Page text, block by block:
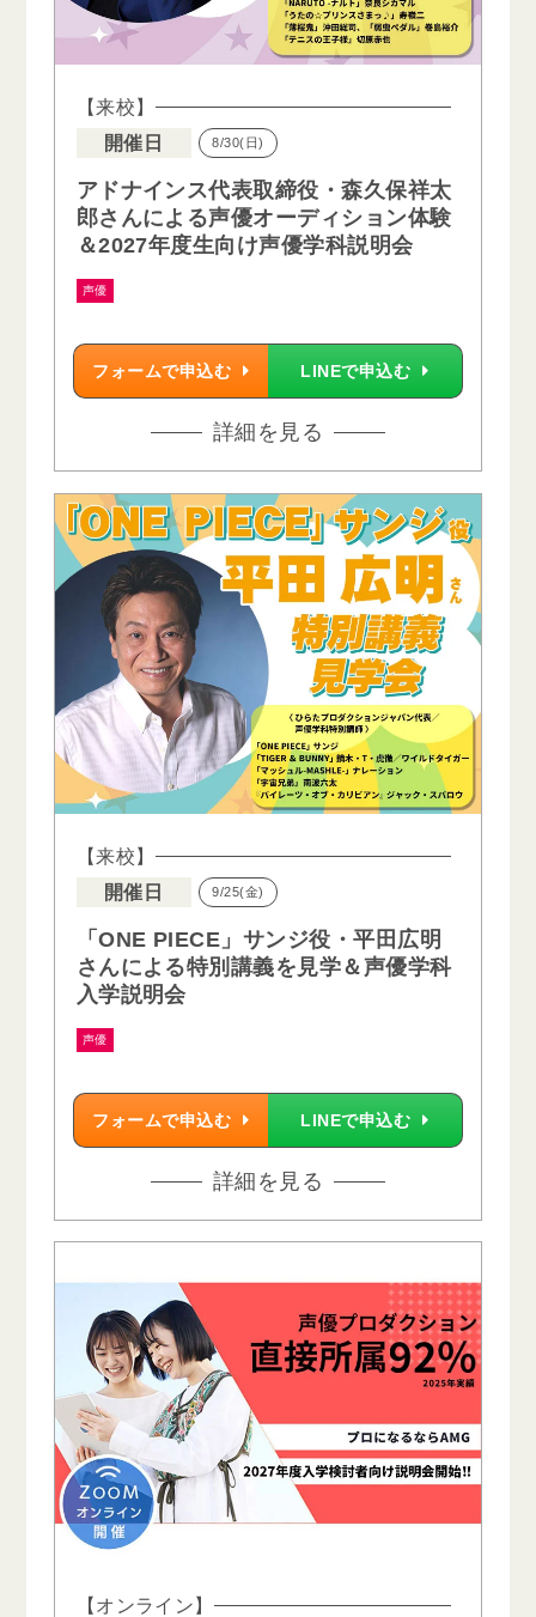
【来校】
開催日
8/30(日)
アドナインス代表取締役・森久保祥太
郎さんによる声優オーディション体験
＆2027年度生向け声優学科説明会
声優
フォームで申込む LINEで申込む
詳細を見る
【来校】
開催日
9/25(金)
「ONE PIECE」サンジ役・平田広明
さんによる特別講義を見学＆声優学科
入学説明会
声優
フォームで申込む LINEで申込む
詳細を見る
【オンライン】